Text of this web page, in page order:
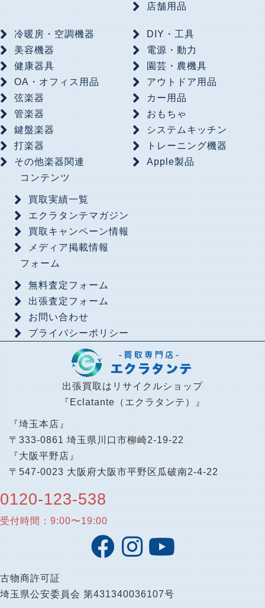
店舗用品
冷暖房・空調機器
美容機器
健康器具
OA・オフィス用品
弦楽器
管楽器
鍵盤楽器
打楽器
その他楽器関連
DIY・工具
電源・動力
園芸・農機具
アウトドア用品
カー用品
おもちゃ
システムキッチン
トレーニング機器
Apple製品
コンテンツ
買取実績一覧
エクラタンテマガジン
買取キャンペーン情報
メディア掲載情報
フォーム
無料査定フォーム
出張査定フォーム
お問い合わせ
プライバシーポリシー
出張買取はリサイクルショップ
『Eclatante（エクラタンテ）』
『埼玉本店』
〒333-0861 埼玉県川口市柳崎2-19-22
『大阪平野店』
〒547-0023 大阪府大阪市平野区瓜破南2-4-22
0120-123-538
受付時間：9:00〜19:00
古物商許可証
埼玉県公安委員会 第431340036107号